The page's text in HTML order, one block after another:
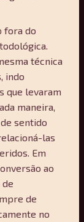
fora do
técnica
indo
que levaram
maneira,
sentido
las
Em
ao
de
no